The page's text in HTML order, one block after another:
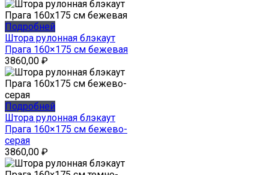
Подробней
Штора рулонная блэкаут
Прага 160×175 см бежевая
3860,00 ₽
Подробней
Штора рулонная блэкаут
Прага 160×175 см бежево-
серая
3860,00 ₽